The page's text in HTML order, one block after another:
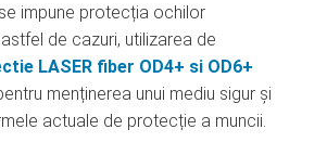
impune protecția ochilor
de cazuri, utilizarea de
LASER fiber OD4+ si OD6+
menținerea unui mediu sigur și
actuale de protecție a muncii.